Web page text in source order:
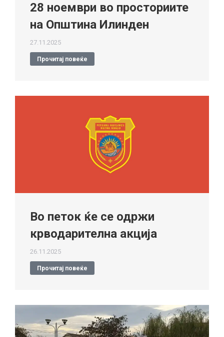
28 ноември во просториите
на Општина Илинден
27.11.2025
Прочитај повеќе
Во петок ќе се одржи
крводарителна акција
26.11.2025
Прочитај повеќе